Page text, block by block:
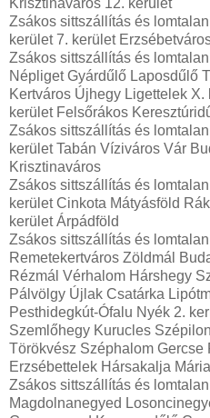
Zsákos sittszállítás és
kerület 7. kerület
Zsákos sittszállítás és
Népliget Gyárdűlő Laposdűlő
Kertváros Újhegy Ligettelek X.
kerület Felsőrákos
Zsákos sittszállítás és
kerület Tabán Víziváros Vár
Krisztinaváros
Zsákos sittszállítás és
kerület Cinkota Mátyásföld
kerület Árpádföld
Zsákos sittszállítás és
Remetekertváros Zöldmál
Rézmál Vérhalom Hárshegy
Pálvölgy Újlak Csatárka
Pesthidegkút-Ófalu Nyék 2.
Szemlőhegy Kurucles
Törökvész Széphalom Gercse
Erzsébettelek Hársakalja
Zsákos sittszállítás és
Magdolnanegyed